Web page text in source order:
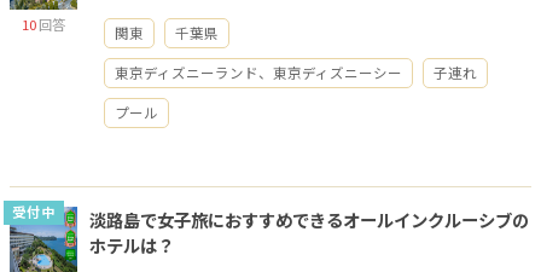
10回答 関東 千葉県
東京ディズニーランド、東京ディズニーシー 子連れ
プール
受付中
淡路島で女子旅におすすめできるオールインクルーシブの
ホテルは？